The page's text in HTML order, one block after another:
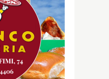
Facebook
Instagram
Twitter